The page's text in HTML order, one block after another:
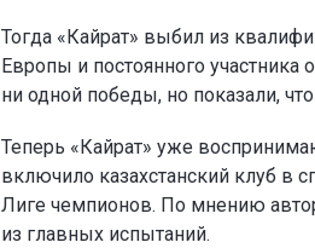
Тогда «Кайрат» выбил из
Европы и постоянного
ни одной победы, но показали,
Теперь «Кайрат» уже
включило казахстанский клуб в
Лиге чемпионов. По мнению
из главных испытаний.